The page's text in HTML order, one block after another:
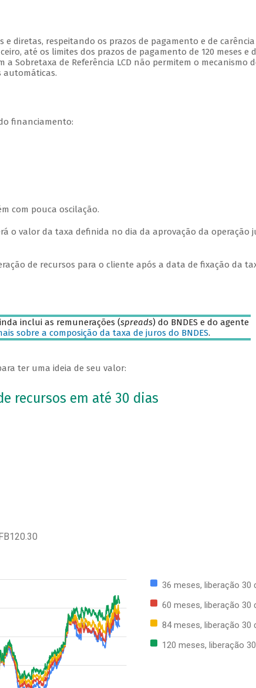
e diretas, respeitando os prazos de pagamento e de carência
até os limites dos prazos de pagamento de 120 meses e
a Sobretaxa de Referência LCD não permitem o mecanismo
automáticas.
financiamento:
com pouca oscilação.
o valor da taxa definida no dia da aprovação da operação
de recursos para o cliente após a data de fixação da
inclui as remunerações (spreads) do BNDES e do agente
sobre a composição da taxa de juros do BNDES.
ter uma ideia de seu valor:
recursos em até 30 dias
36 meses, liberação 30
60 meses, liberação 30
84 meses, liberação 30
120 meses, liberação